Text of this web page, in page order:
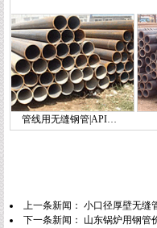
管线用无缝钢管|API…
上一条新闻： 小口径厚壁无缝
下一条新闻：
山东锅炉用钢